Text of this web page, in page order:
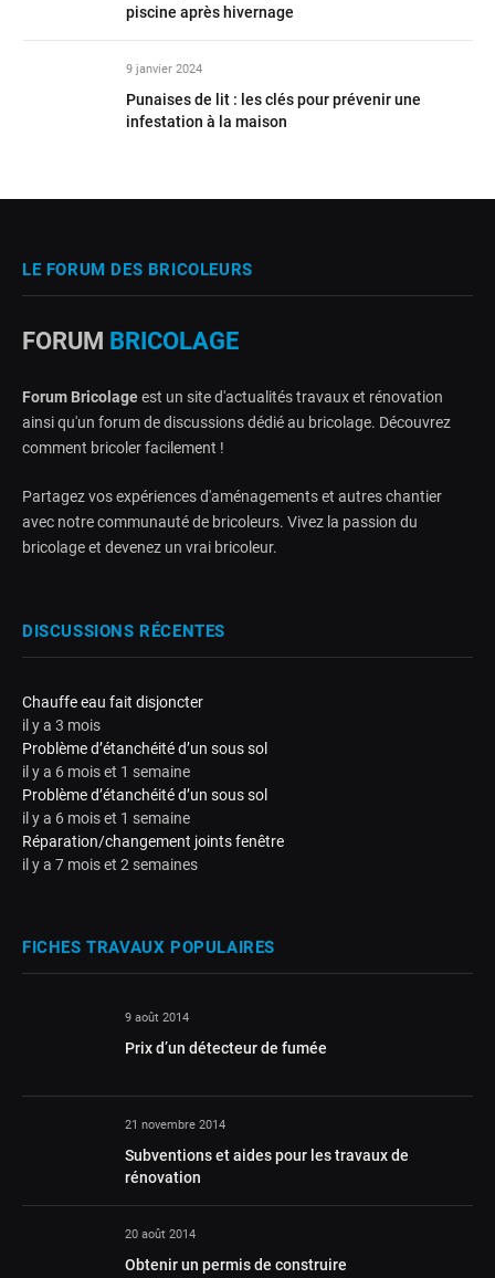
piscine après hivernage
9 janvier 2024
Punaises de lit : les clés pour prévenir une
infestation à la maison
LE FORUM DES BRICOLEURS
FORUM BRICOLAGE
Forum Bricolageest un site d'actualités travaux et rénovation
ainsi qu'un forum de discussions dédié au bricolage. Découvrez
comment bricoler facilement !
Partagez vos expériences d'aménagements et autres chantier
avec notre communauté de bricoleurs. Vivez la passion du
bricolage et devenez un vrai bricoleur.
DISCUSSIONS RÉCENTES
Chauffe eau fait disjoncter
il y a 3 mois
Problème d’étanchéité d’un sous sol
il y a 6 mois et 1 semaine
Problème d’étanchéité d’un sous sol
il y a 6 mois et 1 semaine
Réparation/changement joints fenêtre
il y a 7 mois et 2 semaines
FICHES TRAVAUX POPULAIRES
9 août 2014
Prix d’un détecteur de fumée
21 novembre 2014
Subventions et aides pour les travaux de
rénovation
20 août 2014
Obtenir un permis de construire